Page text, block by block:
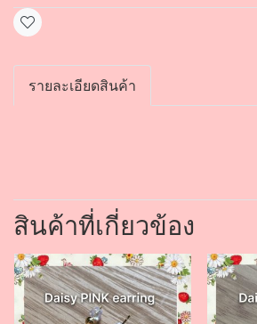
รายละเอียดสินค้า
สินค้าที่เกี่ยวข้อง